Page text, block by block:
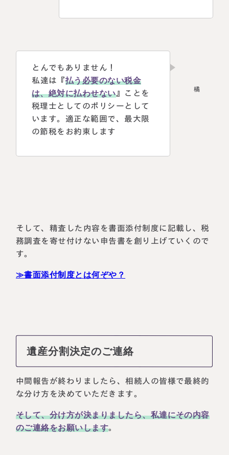
とんでもありません！
私達は『払う必要のない税金
は、絶対に払わせない』ことを
税理士としてのポリシーとして
います。適正な範囲で、最大限
の節税をお約束します
そして、精査した内容を書面添付制度に記載し、税
務調査を寄せ付けない申告書を創り上げていくので
す。
≫書面添付制度とは何ぞや？
遺産分割決定のご連絡
中間報告が終わりましたら、相続人の皆様で最終的
な分け方を決めていただきます。
そして、分け方が決まりましたら、私達にその内容
のご連絡をお願いします。